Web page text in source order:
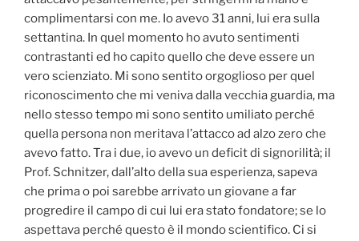
complimentarsi con me. Io avevo 31 anni, lui era sulla
settantina. In quel momento ho avuto sentimenti
contrastanti ed ho capito quello che deve essere un
vero scienziato. Mi sono sentito orgoglioso per quel
riconoscimento che mi veniva dalla vecchia guardia, ma
nello stesso tempo mi sono sentito umiliato perché
quella persona non meritava l’attacco ad alzo zero che
avevo fatto. Tra i due, io avevo un deficit di signorilità; il
Prof. Schnitzer, dall’alto della sua esperienza, sapeva
che prima o poi sarebbe arrivato un giovane a far
progredire il campo di cui lui era stato fondatore; se lo
aspettava perché questo è il mondo scientifico. Ci si